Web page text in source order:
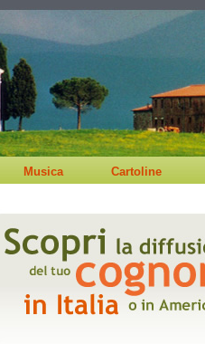
Musica Cartoline